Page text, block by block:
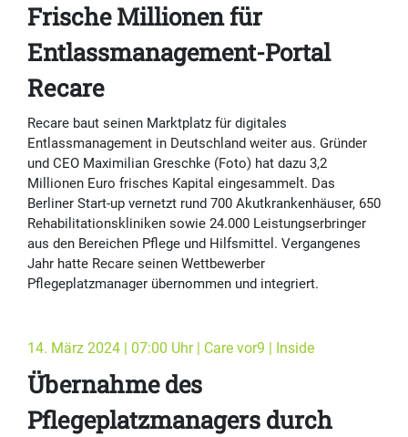
Frische Millionen für
Entlassmanagement-Portal
Recare
Recare baut seinen Marktplatz für digitales
Entlassmanagement in Deutschland weiter aus. Gründer
und CEO Maximilian Greschke (Foto) hat dazu 3,2
Millionen Euro frisches Kapital eingesammelt. Das
Berliner Start-up vernetzt rund 700 Akutkrankenhäuser, 650
Rehabilitationskliniken sowie 24.000 Leistungserbringer
aus den Bereichen Pflege und Hilfsmittel. Vergangenes
Jahr hatte Recare seinen Wettbewerber
Pflegeplatzmanager übernommen und integriert.
14. März 2024 | 07:00 Uhr | Care vor9 | Inside
Übernahme des
Pflegeplatzmanagers durch